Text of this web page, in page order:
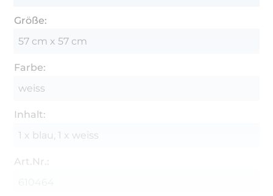
Größe:
57 cm x 57 cm
Farbe:
weiss
Inhalt:
1 x blau, 1 x weiss
Art.Nr.: